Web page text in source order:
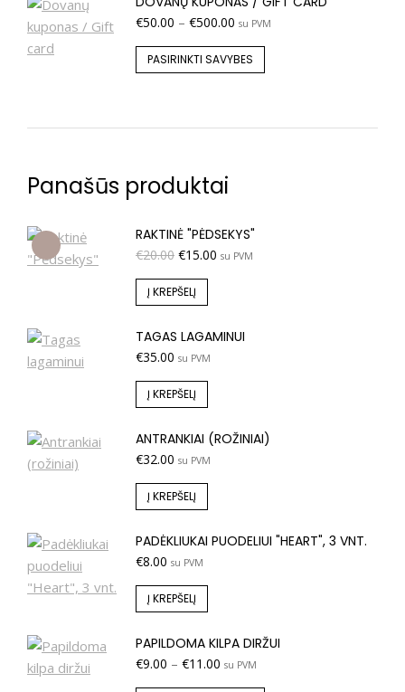
€50.00 – €500.00 su PVM
PASIRINKTI SAVYBES
Panašūs produktai
RAKTINĖ "PĖDSEKYS"
€20.00 €15.00 su PVM
Į KREPŠELĮ
TAGAS LAGAMINUI
€35.00 su PVM
Į KREPŠELĮ
ANTRANKIAI (ROŽINIAI)
€32.00 su PVM
Į KREPŠELĮ
PADĖKLIUKAI PUODELIUI "HEART", 3 VNT.
€8.00 su PVM
Į KREPŠELĮ
PAPILDOMA KILPA DIRŽUI
€9.00 – €11.00 su PVM